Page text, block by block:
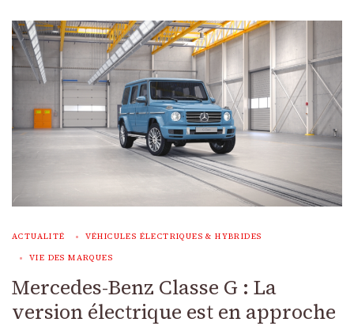
ACTUALITÉ VÉHICULES ÉLECTRIQUES & HYBRIDES
VIE DES MARQUES
Mercedes-Benz Classe G : La
version électrique est en approche